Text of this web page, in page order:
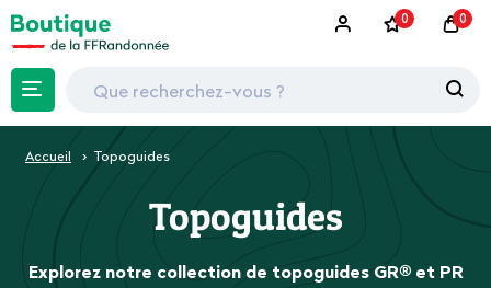
0 0
Accueil Topoguides
Topoguides
Explorez notre collection de topoguides GR® et PR